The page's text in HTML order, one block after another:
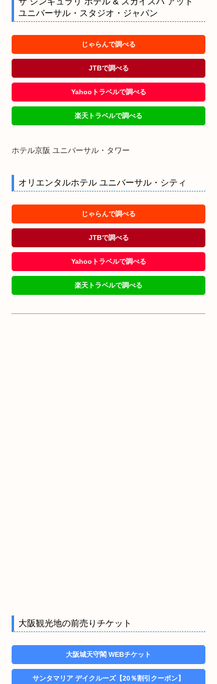
ユニバーサル・スタジオ・ジャパン
じゃらんで調べる
JTBで調べる
Yahooトラベルで調べる
楽天トラベルで調べる
ホテル京阪 ユニバーサル・タワー
オリエンタルホテル ユニバーサル・シティ
じゃらんで調べる
JTBで調べる
Yahooトラベルで調べる
楽天トラベルで調べる
大阪観光地の前売りチケット
大阪城天守閣 WEBチケット
サンタマリア デイクルーズ【20％割引クーポン】